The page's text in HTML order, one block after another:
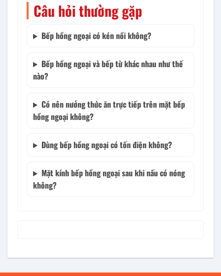
Câu hỏi thường gặp
Bếp hồng ngoại có kén nồi không?
Bếp hồng ngoại và bếp từ khác nhau như thế
nào?
Có nên nướng thức ăn trực tiếp trên mặt bếp
hồng ngoại không?
Dùng bếp hồng ngoại có tốn điện không?
Mặt kính bếp hồng ngoại sau khi nấu có nóng
không?